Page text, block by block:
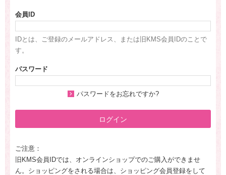
会員ID
IDとは、ご登録のメールアドレス、または旧KMS会員IDのことで
す。
パスワード
パスワードをお忘れですか?
ログイン
ご注意：
旧KMS会員IDでは、オンラインショップでのご購入ができませ
ん。ショッピングをされる場合は、ショッピング会員登録をして